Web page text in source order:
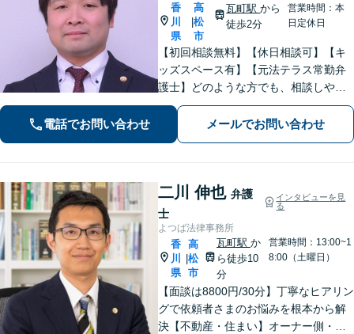
香
川
県
高
松
市
瓦町駅から
徒歩2分
営業時間：本
日定休日
【初回相談無料】【休日相談可】【キ
ッズスペース有】【元法テラス常勤弁
護士】どのような方でも、相談しやす
い環境を整えています。依頼者様に寄
り添った対応を心がけています。【離
婚・男女問題】DV被害へ積極的に対
電話でお問い合わせ メールでお問い合わせ
二川 伸也 弁護
士
インタビューを見
る
よつば法律事務所
香
川
県
|
高
松
市
瓦町駅 か
ら徒歩10
分
営業時間：13:00~1
8:00（土曜日）
【面談は8800円/30分】丁寧なヒアリン
グで依頼者さまのお悩みを根本から解
決【不動産・住まい】オーナー側・借